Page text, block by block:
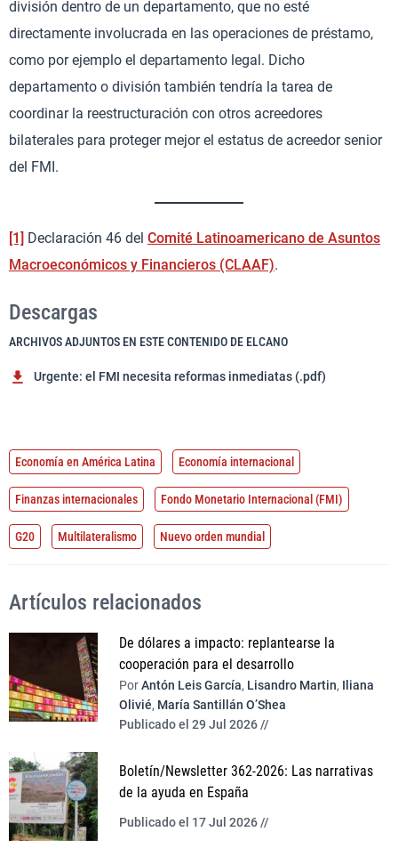
división dentro de un departamento, que no esté
directamente involucrada en las operaciones de préstamo,
como por ejemplo el departamento legal. Dicho
departamento o división también tendría la tarea de
coordinar la reestructuración con otros acreedores
bilaterales para proteger mejor el estatus de acreedor senior
del FMI.
[1] Declaración 46 del Comité Latinoamericano de Asuntos
Macroeconómicos y Financieros (CLAAF).
Descargas
ARCHIVOS ADJUNTOS EN ESTE CONTENIDO DE ELCANO
Urgente: el FMI necesita reformas inmediatas (.pdf)
Economía en América Latina Economía internacional
Finanzas internacionales Fondo Monetario Internacional (FMI)
G20 Multilateralismo Nuevo orden mundial
Artículos relacionados
De dólares a impacto: replantearse la
cooperación para el desarrollo
PorAntón Leis García, Lisandro Martin, Iliana
Olivié, María Santillán O’Shea
Publicado el 29 Jul 2026 //
Boletín/Newsletter 362-2026: Las narrativas
de la ayuda en España
Publicado el 17 Jul 2026 //